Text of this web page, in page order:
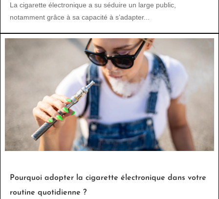
La cigarette électronique a su séduire un large public,
notamment grâce à sa capacité à s’adapter...
Pourquoi adopter la cigarette électronique dans votre
routine quotidienne ?